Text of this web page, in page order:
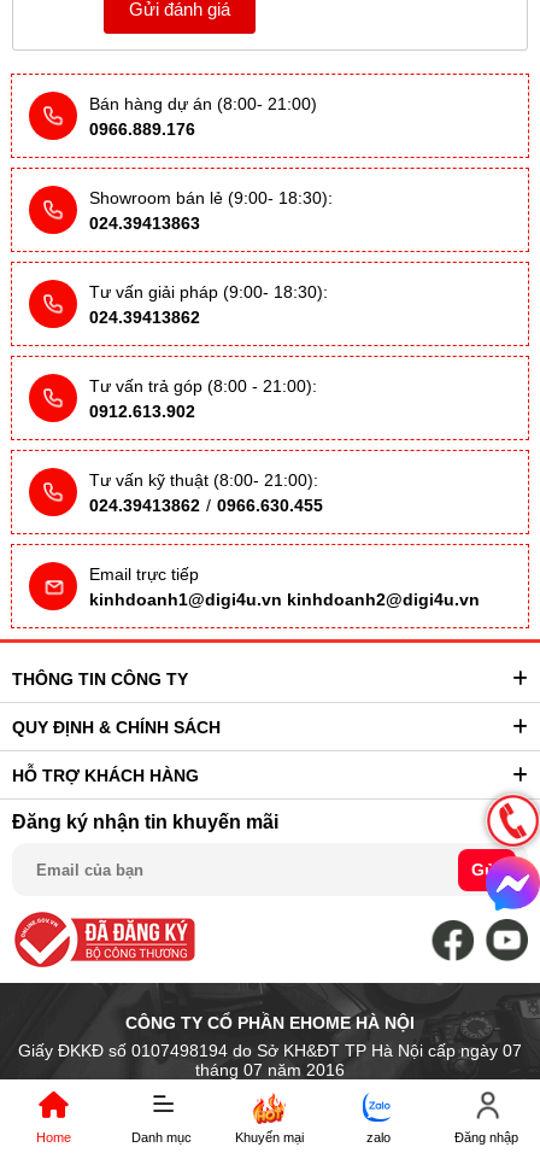
Gửi đánh giá
Bán hàng dự án (8:00- 21:00)
0966.889.176
Showroom bán lẻ (9:00- 18:30):
024.39413863
Tư vấn giải pháp (9:00- 18:30):
024.39413862
Tư vấn trả góp (8:00 - 21:00):
0912.613.902
Tư vấn kỹ thuật (8:00- 21:00):
024.39413862 / 0966.630.455
Email trực tiếp
kinhdoanh1@digi4u.vn kinhdoanh2@digi4u.vn
THÔNG TIN CÔNG TY
QUY ĐỊNH & CHÍNH SÁCH
HỖ TRỢ KHÁCH HÀNG
Đăng ký nhận tin khuyến mãi
Gửi
CÔNG TY CỔ PHẦN EHOME HÀ NỘI
Giấy ĐKKĐ số 0107498194 do Sở KH&ĐT TP Hà Nội cấp ngày 07
tháng 07 năm 2016
Trụ sở chính: Số 14 Ngõ Chợ Khâm Thiên, P. Văn Miếu Quốc Tử Giám
- Tp. Hà Nội, Việt Nam
Địa điểm kinh doanh: 89 Trần Nhân Tông, P.Hai Bà Trưng, Hà Nội
Home Danh mục Khuyến mại zalo Đăng nhập